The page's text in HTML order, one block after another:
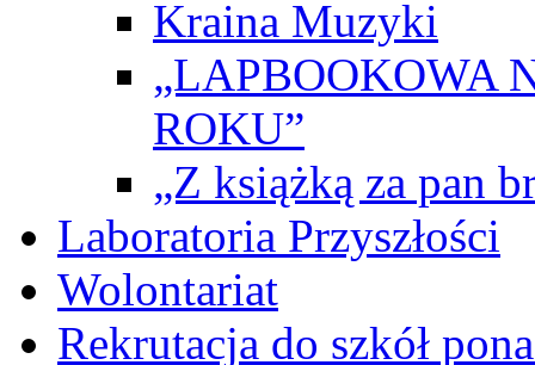
Kraina Muzyki
„LAPBOOKOWA
ROKU”
„Z książką za pan
Laboratoria Przyszłości
Wolontariat
Rekrutacja do szkół